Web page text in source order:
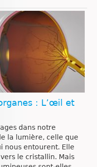
: L’œil et
dans notre
la lumière, celle que
nous entourent. Elle
le cristallin. Mais